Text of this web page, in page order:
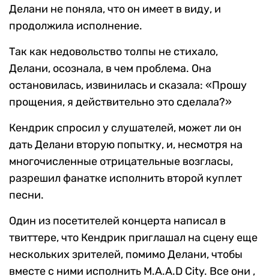
Делани не поняла, что он имеет в виду, и
продолжила исполнение.
Так как недовольство толпы не стихало,
Делани, осознала, в чем проблема. Она
остановилась, извинилась и сказала: «Прошу
прощения, я действительно это сделала?»
Кендрик спросил у слушателей, может ли он
дать Делани вторую попытку, и, несмотря на
многочисленные отрицательные возгласы,
разрешил фанатке исполнить второй куплет
песни.
Один из посетителей концерта написал в
твиттере, что Кендрик приглашал на сцену еще
нескольких зрителей, помимо Делани, чтобы
вместе с ними исполнить M.A.A.D City. Все они ,